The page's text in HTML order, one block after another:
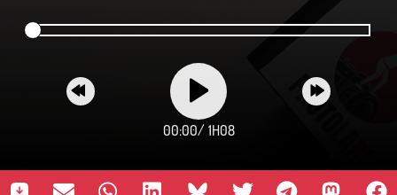
00:00/ 1H08